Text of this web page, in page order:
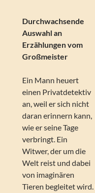
Durchwachsende
Auswahl an
Erzählungen vom
Großmeister
Ein Mann heuert
einen Privatdetektiv
an, weil er sich nicht
daran erinnern kann,
wie er seine Tage
verbringt. Ein
Witwer, der um die
Welt reist und dabei
von imaginären
Tieren begleitet wird.